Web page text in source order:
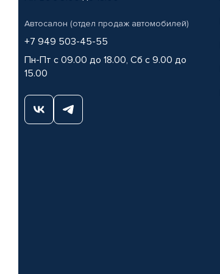
Автосалон (отдел продаж автомобилей)
+7 949 503-45-55
Пн-Пт с 09.00 до 18.00, Сб с 9.00 до
15.00